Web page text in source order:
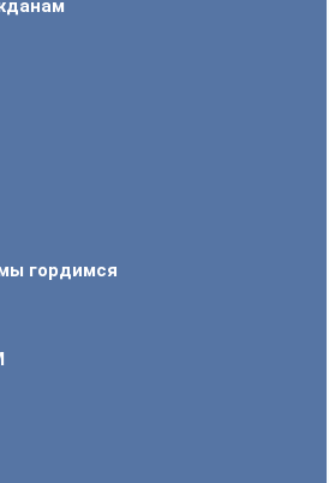
гордимся